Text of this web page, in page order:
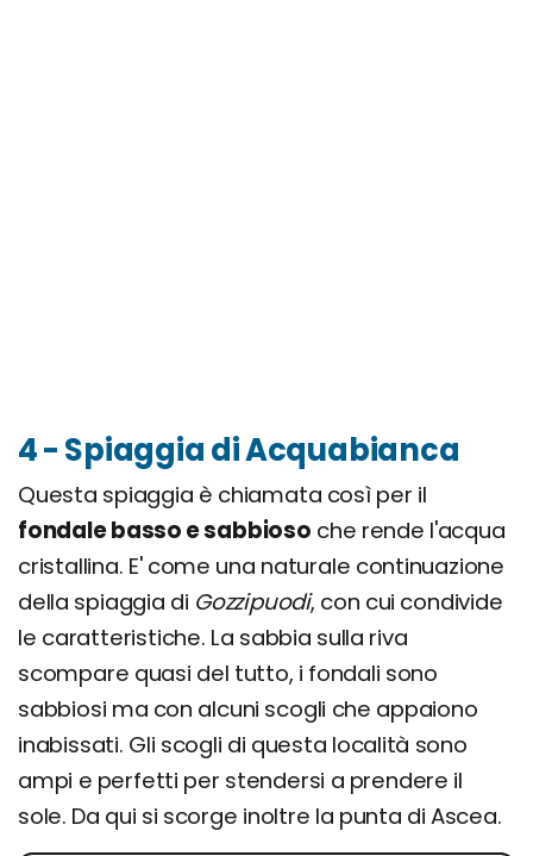
4 - Spiaggia di Acquabianca
Questa spiaggia è chiamata così per il
fondale basso e sabbioso che rende l'acqua
cristallina. E' come una naturale continuazione
della spiaggia di Gozzipuodi, con cui condivide
le caratteristiche. La sabbia sulla riva
scompare quasi del tutto, i fondali sono
sabbiosi ma con alcuni scogli che appaiono
inabissati. Gli scogli di questa località sono
ampi e perfetti per stendersi a prendere il
sole. Da qui si scorge inoltre la punta di Ascea.